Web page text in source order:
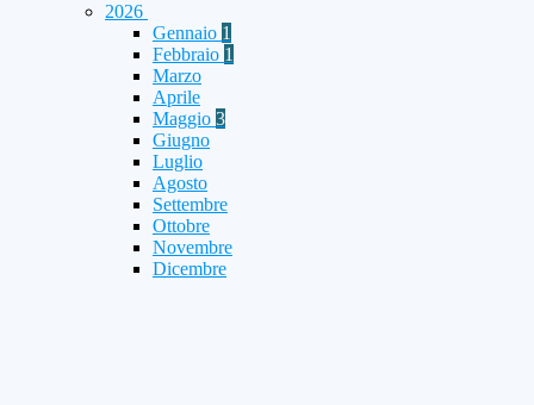
2026
Gennaio 1
Febbraio 1
Marzo
Aprile
Maggio 3
Giugno
Luglio
Agosto
Settembre
Ottobre
Novembre
Dicembre